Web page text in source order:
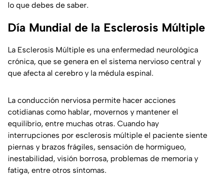
lo que debes de saber.
Día Mundial de la Esclerosis Múltiple
La Esclerosis Múltiple es una enfermedad neurológica
crónica, que se genera en el sistema nervioso central y
que afecta al cerebro y la médula espinal.
La conducción nerviosa permite hacer acciones
cotidianas como hablar, movernos y mantener el
equilibrio, entre muchas otras. Cuando hay
interrupciones por esclerosis múltiple el paciente siente
piernas y brazos frágiles, sensación de hormigueo,
inestabilidad, visión borrosa, problemas de memoria y
fatiga, entre otros síntomas.